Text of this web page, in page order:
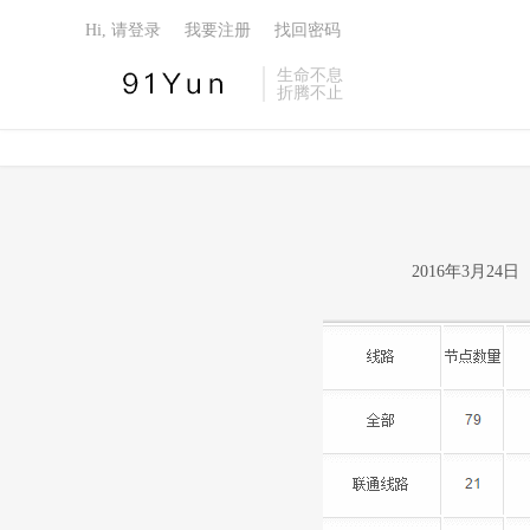
生命不息
折腾不止
Hi, 请登录 我要注册 找回密码
2016年3月24